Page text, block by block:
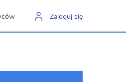
Zaloguj się